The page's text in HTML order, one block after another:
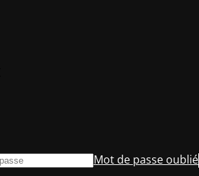
Mot de passe oublié